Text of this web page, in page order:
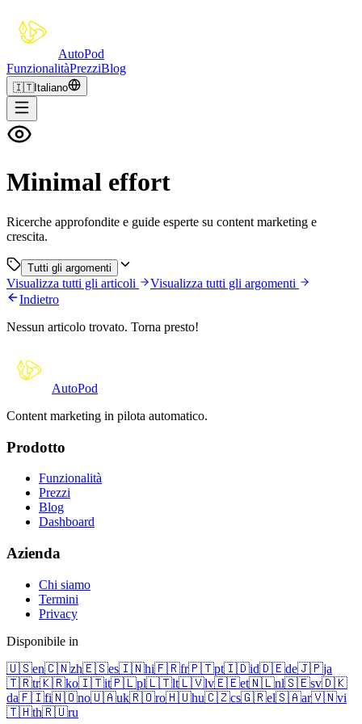
AutoPod
FunzionalitàPrezziBlog
🇮🇹Italiano
Minimal effort
Ricerche approfondite e guide esperte su content marketing e
crescita.
Tutti gli argomenti
Visualizza tutti gli articoli
Visualizza tutti gli argomenti
Indietro
Nessun articolo trovato. Torna presto!
AutoPod
Content marketing in pilota automatico.
Prodotto
Funzionalità
Prezzi
Blog
Dashboard
Azienda
Chi siamo
Termini
Privacy
Disponibile in
🇺🇸en🇨🇳zh🇪🇸es🇮🇳hi🇫🇷fr🇵🇹pt🇮🇩id🇩🇪de🇯🇵ja
🇹🇷tr🇰🇷ko🇮🇹it🇵🇱pl🇱🇹lt🇱🇻lv🇪🇪et🇳🇱nl🇸🇪sv🇩🇰
da🇫🇮fi🇳🇴no🇺🇦uk🇷🇴ro🇭🇺hu🇨🇿cs🇬🇷el🇸🇦ar🇻🇳vi
🇹🇭th🇷🇺ru